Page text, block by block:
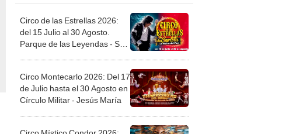
Circo de las Estrellas 2026:
del 15 Julio al 30 Agosto.
Parque de las Leyendas - San
Circo Montecarlo 2026: Del 17
de Julio hasta el 30 Agosto en
Círculo Militar - Jesús María